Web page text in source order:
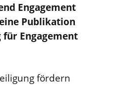
Engagement
Publikation
Engagement
fördern